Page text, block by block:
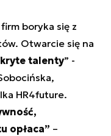
boryka się z
Otwarcie się na
talenty” -
HR4future.
opłaca” –